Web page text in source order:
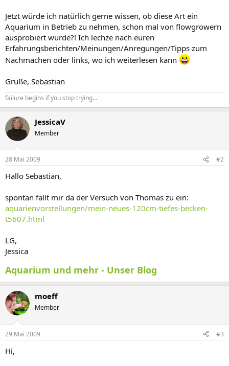
Jetzt würde ich natürlich gerne wissen, ob diese Art ein
Aquarium in Betrieb zu nehmen, schon mal von flowgrowern
ausprobiert wurde?! Ich lechze nach euren
Erfahrungsberichten/Meinungen/Anregungen/Tipps zum
Nachmachen oder links, wo ich weiterlesen kann
Grüße, Sebastian
failure begins if you stop trying...
JessicaV
Member
28 Mai 2009 #2
Hallo Sebastian,
spontan fällt mir da der Versuch von Thomas zu ein:
aquarienvorstellungen/mein-neues-120cm-tiefes-becken-
t5607.html
LG,
Jessica
Aquarium und mehr - Unser Blog
moeff
Member
29 Mai 2009 #3
Hi,